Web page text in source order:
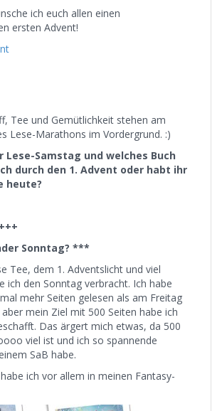
ich euch allen einen
ersten Advent!
Tee und Gemütlichkeit stehen am
Lese-Marathons im Vordergrund. :)
Lese-Samstag und welches Buch
durch den 1. Advent oder habt ihr
heute?
Sonntag? ***
Tee, dem 1. Adventslicht und viel
ich den Sonntag verbracht. Ich habe
mehr Seiten gelesen als am Freitag
mein Ziel mit 500 Seiten habe ich
Das ärgert mich etwas, da 500
viel ist und ich so spannende
SaB habe.
ich vor allem in meinen Fantasy-